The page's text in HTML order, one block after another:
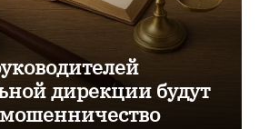
дирекции будут
мошенничество